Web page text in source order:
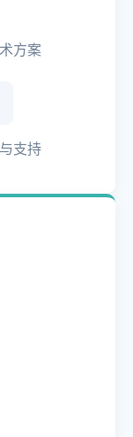
方案
支持